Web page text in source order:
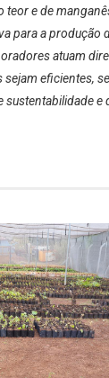
teor e de
para a produção
atuam
eficientes,
e